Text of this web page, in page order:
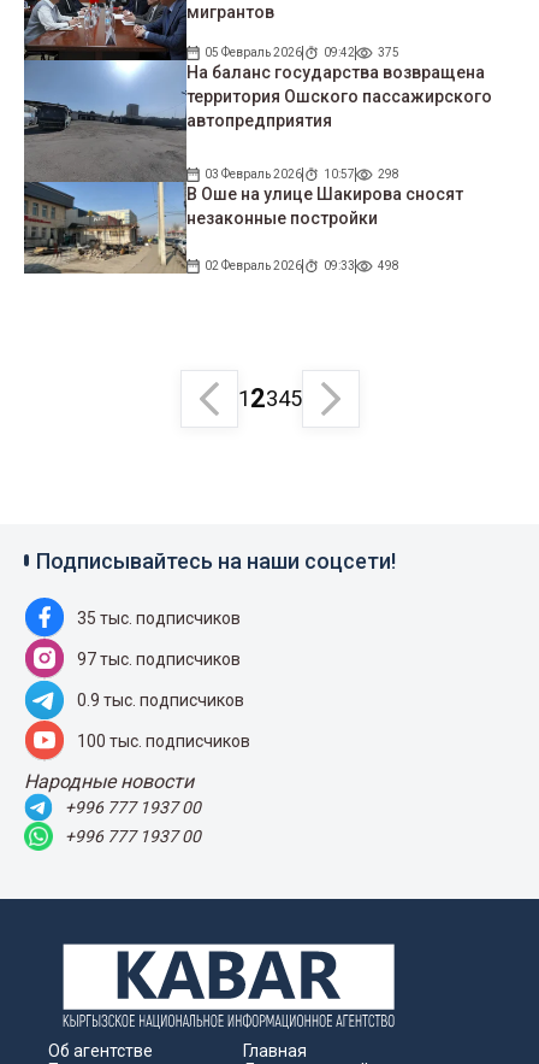
мигрантов
05 Февраль 2026 09:42 375
На баланс государства возвращена
территория Ошского пассажирского
автопредприятия
03 Февраль 2026 10:57 298
В Оше на улице Шакирова сносят
незаконные постройки
02 Февраль 2026 09:33 498
12345
Подписывайтесь на наши соцсети!
35 тыс. подписчиков
97 тыс. подписчиков
0.9 тыс. подписчиков
100 тыс. подписчиков
Народные новости
+996 777 1937 00
+996 777 1937 00
Об агентстве
Главная